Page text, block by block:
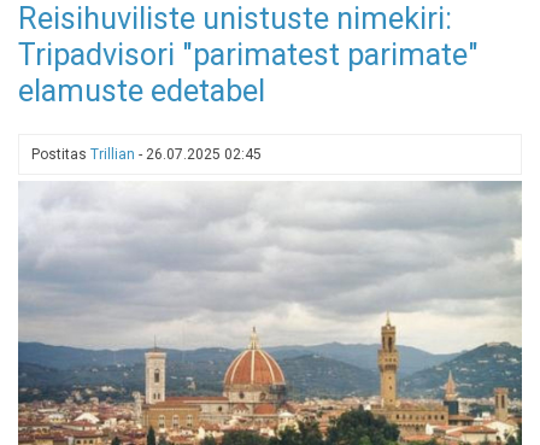
Reisihuviliste unistuste nimekiri:
Tripadvisori "parimatest parimate"
elamuste edetabel
Postitas Trillian - 26.07.2025 02:45